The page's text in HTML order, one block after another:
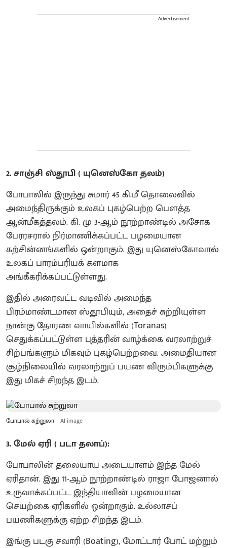
Advertisement
2. சாஞ்சி ஸ்தூபி ( யுனெஸ்கோ தலம்)
போபாலில் இருந்து சுமார் 45 கி.மீ தொலைவில்
அமைந்திருக்கும் உலகப் புகழ்பெற்ற பௌத்த
ஆன்மீகத்தலம். கி. மு 3-ஆம் நூற்றாண்டில் அசோக
பேரரசரால் நிர்மாணிக்கப்பட்ட பழமையான
கற்சின்னங்களில் ஒன்றாகும். இது யுனெஸ்கோவால்
உலகப் பாரம்பரியக் களமாக
அங்கீகரிக்கப்பட்டுள்ளது.
இதில் அரைவட்ட வடிவில் அமைந்த
பிரம்மாண்டமான ஸ்தூபியும், அதைச் சுற்றியுள்ள
நான்கு தோரண வாயில்களில் (Toranas)
செதுக்கப்பட்டுள்ள புத்தரின் வாழ்க்கை வரலாற்றுச்
சிற்பங்களும் மிகவும் புகழ்பெற்றவை. அமைதியான
சூழ்நிலையில் வரலாற்றுப் பயண விரும்பிகளுக்கு
இது மிகச் சிறந்த இடம்.
போபால் சுற்றுலா AI image
3. மேல் ஏரி ( படா தலாப்):
போபாலின் தலையாய அடையாளம் இந்த மேல்
ஏரிதான். இது 11-ஆம் நூற்றாண்டில் ராஜா போஜனால்
உருவாக்கப்பட்ட இந்தியாவின் பழமையான
செயற்கை ஏரிகளில் ஒன்றாகும். உல்லாசப்
பயணிகளுக்கு ஏற்ற சிறந்த இடம்.
இங்கு படகு சவாரி (Boating), மோட்டார் போட் மற்றும்